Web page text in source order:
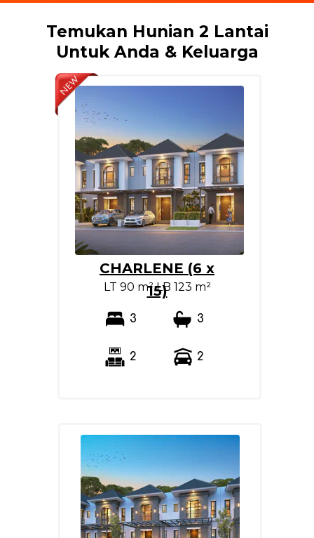
2
3
LT 90 m² LB 123 m²
CHARLENE (6 x
15)
2
3
Temukan Hunian 2 Lantai
Untuk Anda & Keluarga